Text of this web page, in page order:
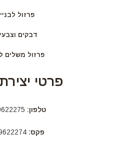
פרזול לבניין
דבקים וצבעים
פרזול משלים לבית
פרטי יצירת
טלפון: 9622275
פקס: 03-9622274